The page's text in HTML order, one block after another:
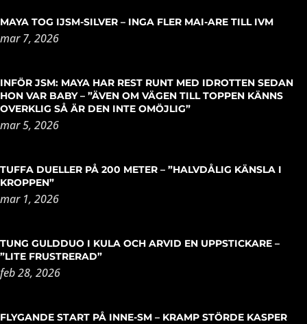
MAYA TOG IJSM-SILVER – INGA FLER MAI-ARE TILL IVM
mar 7, 2026
INFÖR JSM: MAYA HAR REST RUNT MED IDROTTEN SEDAN
HON VAR BABY – ”ÄVEN OM VÄGEN TILL TOPPEN KÄNNS
OVERKLIG SÅ ÄR DEN INTE OMÖJLIG”
mar 5, 2026
TUFFA DUELLER PÅ 200 METER – ”HALVDÅLIG KÄNSLA I
KROPPEN”
mar 1, 2026
TUNG GULDDUO I KULA OCH ARVID EN UPPSTICKARE –
”LITE FRUSTRERAD”
feb 28, 2026
FLYGANDE START PÅ INNE-SM – KRAMP STÖRDE KASPER